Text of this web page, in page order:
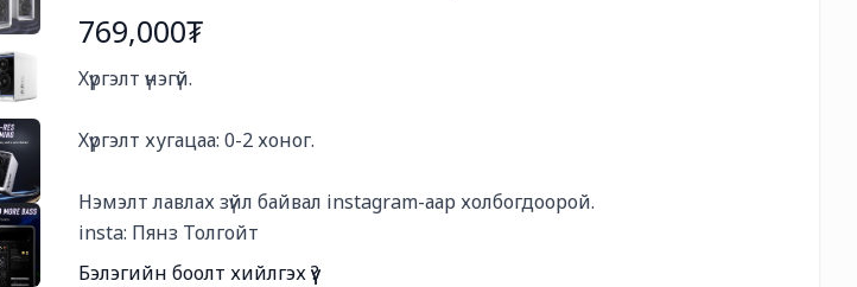
769,000₮
Хүргэлт үнэгүй.
Хүргэлт хугацаа: 0-2 хоног.
Нэмэлт лавлах зүйл байвал instagram-аар холбогдоорой.
insta: Пянз Толгойт
Бэлэгийн боолт хийлгэх үү?